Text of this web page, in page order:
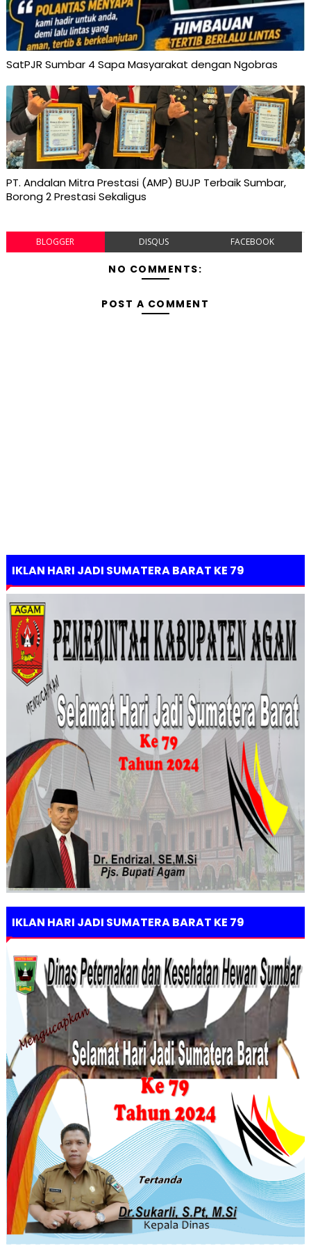
SatPJR Sumbar 4 Sapa Masyarakat dengan Ngobras
PT. Andalan Mitra Prestasi (AMP) BUJP Terbaik Sumbar,
Borong 2 Prestasi Sekaligus
BLOGGER DISQUS FACEBOOK
NO COMMENTS:
POST A COMMENT
IKLAN HARI JADI SUMATERA BARAT KE 79
IKLAN HARI JADI SUMATERA BARAT KE 79